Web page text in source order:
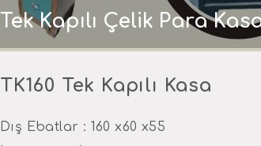
Tek Kapılı Çelik Para
TK160 Tek Kapılı Kasa
Dış Ebatlar : 160 x60 x55